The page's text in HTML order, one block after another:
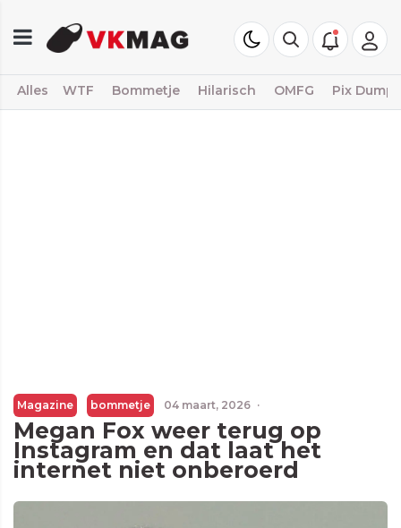
Alles WTF Bommetje Hilarisch OMFG Pix Dump
Magazine bommetje 04 maart, 2026 ·
Megan Fox weer terug op
Instagram en dat laat het
internet niet onberoerd